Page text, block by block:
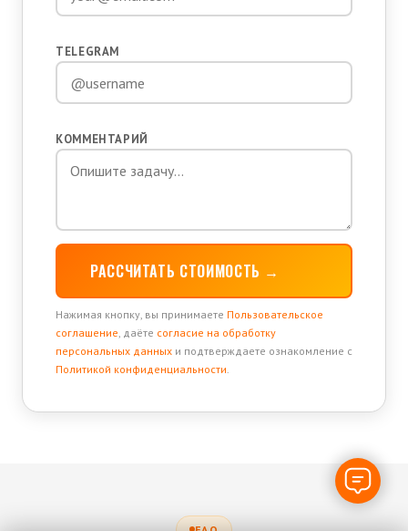
TELEGRAM
КОММЕНТАРИЙ
РАССЧИТАТЬ СТОИМОСТЬ →
Нажимая кнопку, вы принимаете Пользовательское
соглашение, даёте согласие на обработку
персональных данных и подтверждаете ознакомление с
Политикой конфиденциальности.